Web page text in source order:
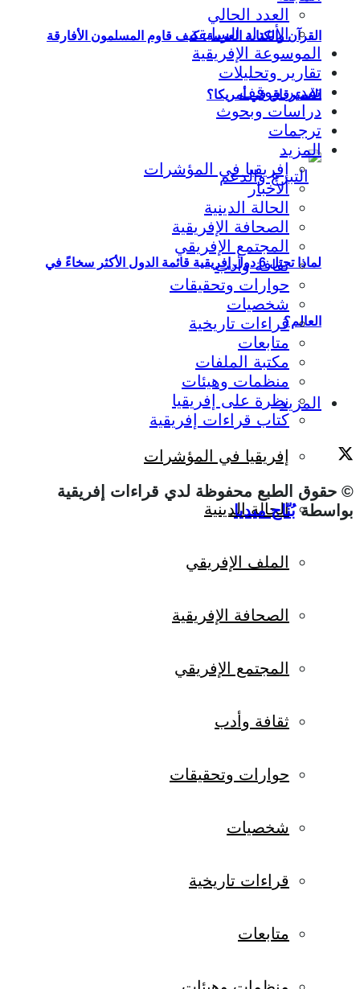
القرآن والكتابة العربية: كيف قاوم المسلمون الأفارقة
الاسترقاق في أمريكا؟
لماذا تحتل 6 دول إفريقية قائمة الدول الأكثر سخاءً في
العالم؟
المزيد
إفريقيا في المؤشرات
الحالة الدينية
الملف الإفريقي
الصحافة الإفريقية
المجتمع الإفريقي
ثقافة وأدب
حوارات وتحقيقات
شخصيات
قراءات تاريخية
متابعات
العدد الحالي
الأعداد السابقة
الموسوعة الإفريقية
تقارير وتحليلات
تقدير موقف
دراسات وبحوث
ترجمات
المزيد
إفريقيا في المؤشرات
الأخبار
الحالة الدينية
الصحافة الإفريقية
المجتمع الإفريقي
ثقافة وأدب
حوارات وتحقيقات
شخصيات
قراءات تاريخية
متابعات
مكتبة الملفات
منظمات وهيئات
نظرة على إفريقيا
كتاب قراءات إفريقية
© حقوق الطبع محفوظة لدي قراءات إفريقية
بواسطةبُنّاج ميديا.